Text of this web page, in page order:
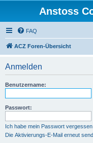
Anstoss
FAQ
ACZ Foren-Übersicht
Anmelden
Benutzername:
Passwort:
Ich habe mein Passwort vergessen
Die Aktivierungs-E-Mail erneut